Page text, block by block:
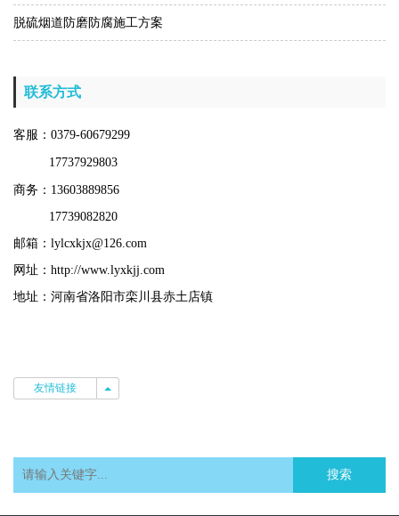
脱硫烟道防磨防腐施工方案
联系方式
客服：0379-60679299
17737929803
商务：13603889856
17739082820
邮箱：lylcxkjx@126.com
网址：http://www.lyxkjj.com
地址：河南省洛阳市栾川县赤土店镇
友情链接 友情链接
搜索